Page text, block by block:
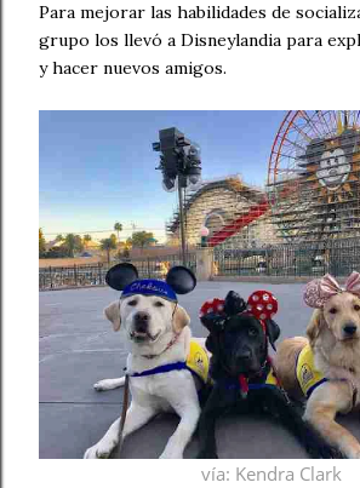
Para mejorar las habilidades de
grupo los llevó a Disneylandia para
y hacer nuevos amigos.
vía: Kendra Clark